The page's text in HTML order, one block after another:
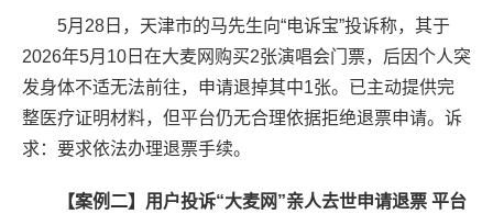
5月28日，天津市的马先生向“电诉宝”投诉称，其于
2026年5月10日在大麦网购买2张演唱会门票，后因个人突
发身体不适无法前往，申请退掉其中1张。已主动提供完
整医疗证明材料，但平台仍无合理依据拒绝退票申请。诉
求：要求依法办理退票手续。
【案例二】用户投诉“大麦网”亲人去世申请退票 平台